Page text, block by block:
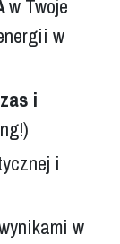
w Twoje
w
i
i
w